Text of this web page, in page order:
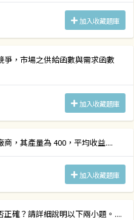
加入收藏題庫
，市場之供給函數與需求函數
加入收藏題庫
，其產量為 400，平均收益....
加入收藏題庫
確？請詳細說明以下兩小題。....